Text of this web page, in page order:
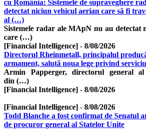
cu România: Sistemele de supraveghere
detectat niciun vehicul aerian care să fi
al (…)
Sistemele radar ale MApN nu au detectat
care (…)
[Financial Intelligence] - 8/08/2026
Directorul Rheinmetall, principalul
armament, salută noua lege privind
Armin Papperger, directorul general
din (…)
[Financial Intelligence] - 8/08/2026
[Financial Intelligence] - 8/08/2026
Todd Blanche a fost confirmat de Senatul
de procuror general al Statelor Unite